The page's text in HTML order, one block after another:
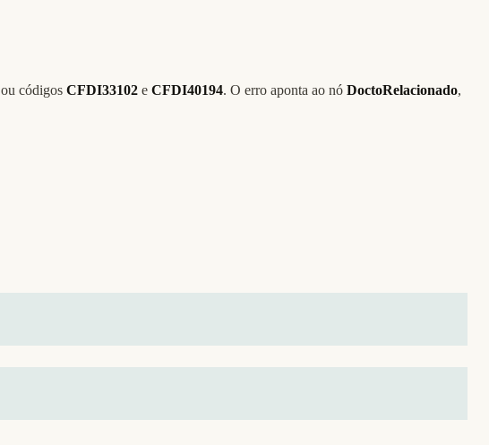
ou códigos CFDI33102 e CFDI40194. O erro aponta ao nó DoctoRelacionado,